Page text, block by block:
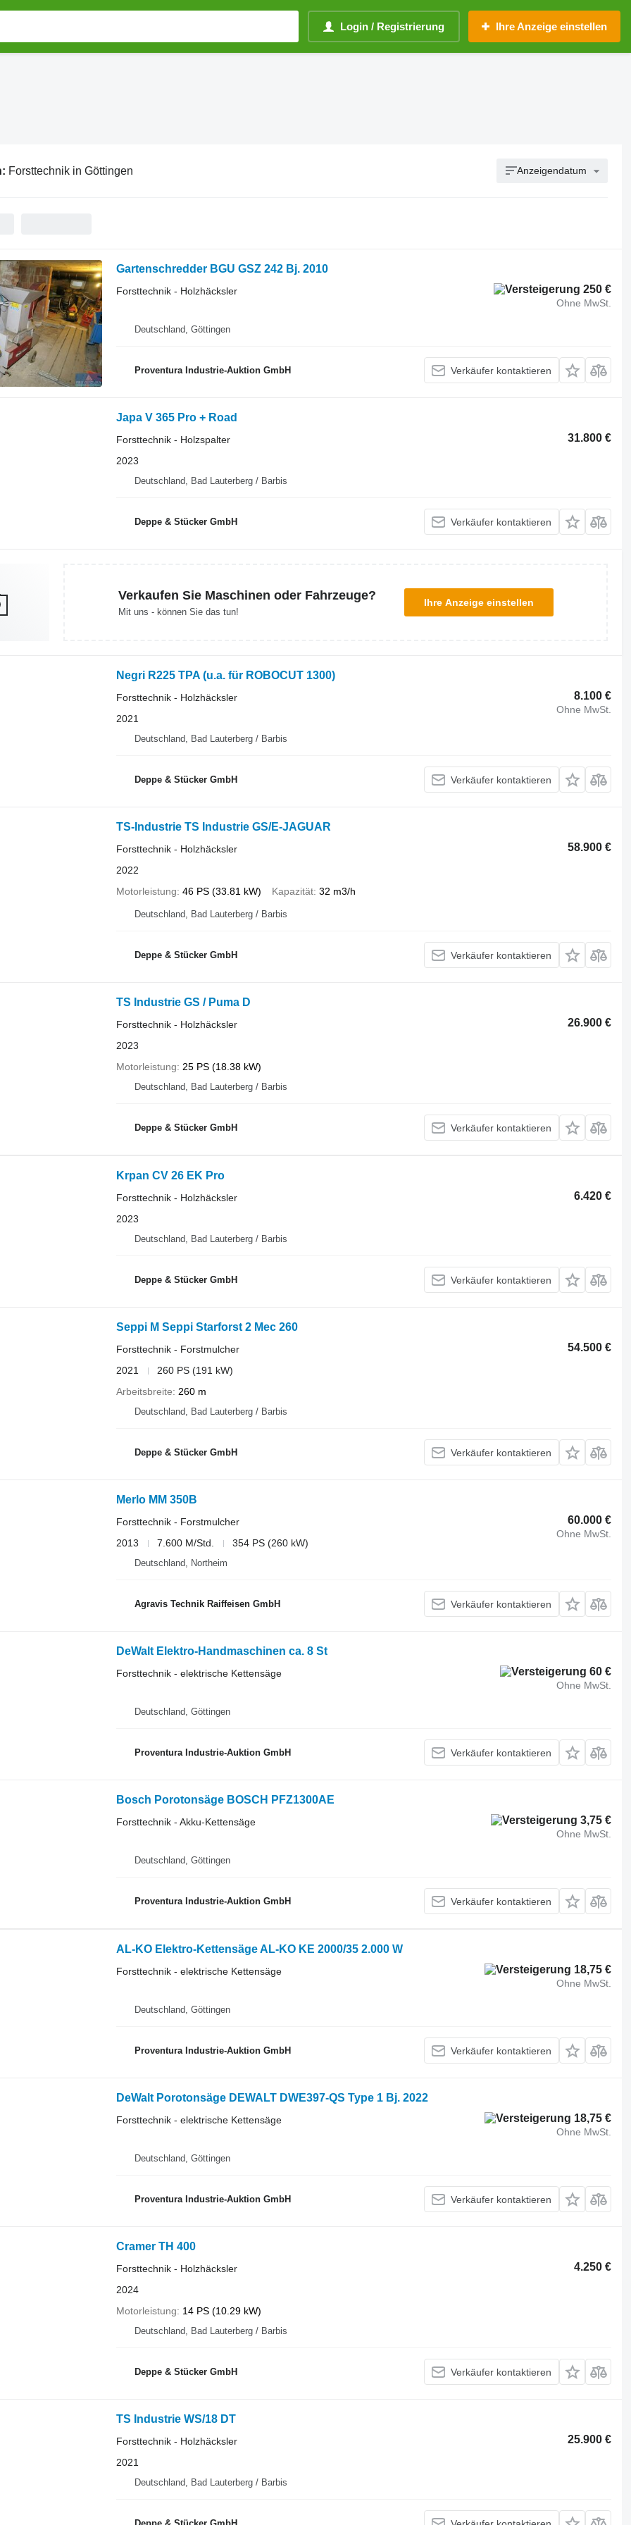
Login / Registrierung Ihre Anzeige einstellen
Forsttechnik in Göttingen Anzeigendatum
Gartenschredder BGU GSZ 242 Bj. 2010
250 €
Ohne MwSt.
Forsttechnik - Holzhäcksler
Deutschland, Göttingen
Proventura Industrie-Auktion GmbH Verkäufer kontaktieren
Japa V 365 Pro + Road
31.800 €
Forsttechnik - Holzspalter
2023
Deutschland, Bad Lauterberg / Barbis
Deppe & Stücker GmbH Verkäufer kontaktieren
Verkaufen Sie Maschinen oder Fahrzeuge?
Mit uns - können Sie das tun!
Ihre Anzeige einstellen
Negri R225 TPA (u.a. für ROBOCUT 1300)
8.100 €
Ohne MwSt.
Forsttechnik - Holzhäcksler
2021
Deutschland, Bad Lauterberg / Barbis
Deppe & Stücker GmbH Verkäufer kontaktieren
TS-Industrie TS Industrie GS/E-JAGUAR
58.900 €
Forsttechnik - Holzhäcksler
2022
Motorleistung 46 PS (33.81 kW) Kapazität 32 m3/h
Deutschland, Bad Lauterberg / Barbis
Deppe & Stücker GmbH Verkäufer kontaktieren
TS Industrie GS / Puma D
26.900 €
Forsttechnik - Holzhäcksler
2023
Motorleistung
25 PS (18.38 kW)
Deutschland, Bad Lauterberg / Barbis
Deppe & Stücker GmbH Verkäufer kontaktieren
Krpan CV 26 EK Pro
6.420 €
Forsttechnik - Holzhäcksler
2023
Deutschland, Bad Lauterberg / Barbis
Deppe & Stücker GmbH Verkäufer kontaktieren
Seppi M Seppi Starforst 2 Mec 260
54.500 €
Forsttechnik - Forstmulcher
2021
260 PS (191 kW)
Arbeitsbreite
260 m
Deutschland, Bad Lauterberg / Barbis
Deppe & Stücker GmbH Verkäufer kontaktieren
Merlo MM 350B
60.000 €
Ohne MwSt.
Forsttechnik - Forstmulcher
2013
7.600 M/Std. 354 PS (260 kW)
Deutschland, Northeim
Agravis Technik Raiffeisen GmbH Verkäufer kontaktieren
DeWalt Elektro-Handmaschinen ca. 8 St
60 €
Ohne MwSt.
Forsttechnik - elektrische Kettensäge
Deutschland, Göttingen
Proventura Industrie-Auktion GmbH Verkäufer kontaktieren
Bosch Porotonsäge BOSCH PFZ1300AE
3,75 €
Ohne MwSt.
Forsttechnik - Akku-Kettensäge
Deutschland, Göttingen
Proventura Industrie-Auktion GmbH Verkäufer kontaktieren
AL-KO Elektro-Kettensäge AL-KO KE 2000/35 2.000 W
18,75 €
Ohne MwSt.
Forsttechnik - elektrische Kettensäge
Deutschland, Göttingen
Proventura Industrie-Auktion GmbH Verkäufer kontaktieren
DeWalt Porotonsäge DEWALT DWE397-QS Type 1 Bj. 2022
18,75 €
Ohne MwSt.
Forsttechnik - elektrische Kettensäge
Deutschland, Göttingen
Proventura Industrie-Auktion GmbH Verkäufer kontaktieren
Cramer TH 400
4.250 €
Forsttechnik - Holzhäcksler
2024
Motorleistung
14 PS (10.29 kW)
Deutschland, Bad Lauterberg / Barbis
Deppe & Stücker GmbH Verkäufer kontaktieren
TS Industrie WS/18 DT
25.900 €
Forsttechnik - Holzhäcksler
2021
Deutschland, Bad Lauterberg / Barbis
Deppe & Stücker GmbH